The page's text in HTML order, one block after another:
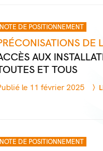
NOTE DE POSITIONNEMENT
DE
AUX
ET TOUS
le 11 février 2025
NOTE DE POSITIONNEMENT